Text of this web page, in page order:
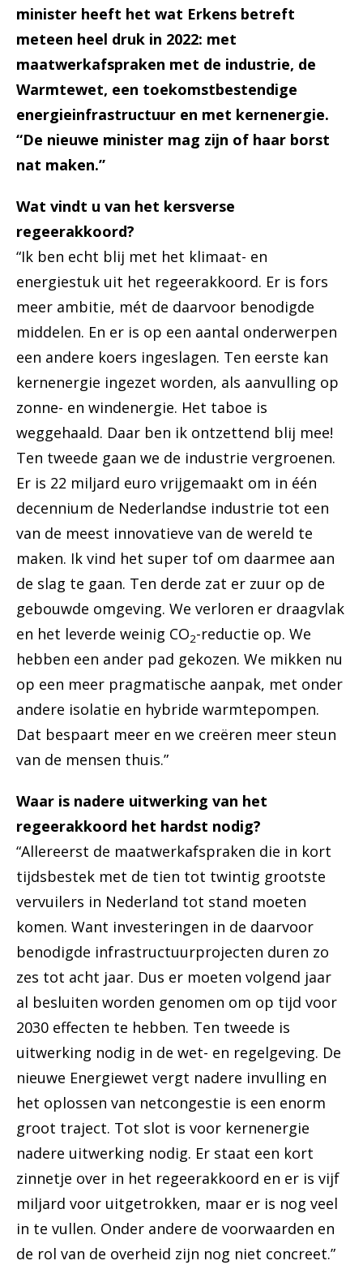
minister heeft het wat Erkens betreft
meteen heel druk in 2022: met
maatwerkafspraken met de industrie, de
Warmtewet, een toekomstbestendige
energieinfrastructuur en met kernenergie.
“De nieuwe minister mag zijn of haar borst
nat maken.”
Wat vindt u van het kersverse
regeerakkoord?
“Ik ben echt blij met het klimaat- en
energiestuk uit het regeerakkoord. Er is fors
meer ambitie, mét de daarvoor benodigde
middelen. En er is op een aantal onderwerpen
een andere koers ingeslagen. Ten eerste kan
kernenergie ingezet worden, als aanvulling op
zonne- en windenergie. Het taboe is
weggehaald. Daar ben ik ontzettend blij mee!
Ten tweede gaan we de industrie vergroenen.
Er is 22 miljard euro vrijgemaakt om in één
decennium de Nederlandse industrie tot een
van de meest innovatieve van de wereld te
maken. Ik vind het super tof om daarmee aan
de slag te gaan. Ten derde zat er zuur op de
gebouwde omgeving. We verloren er draagvlak
en het leverde weinig CO2-reductie op. We
hebben een ander pad gekozen. We mikken nu
op een meer pragmatische aanpak, met onder
andere isolatie en hybride warmtepompen.
Dat bespaart meer en we creëren meer steun
van de mensen thuis.”
Waar is nadere uitwerking van het
regeerakkoord het hardst nodig?
“Allereerst de maatwerkafspraken die in kort
tijdsbestek met de tien tot twintig grootste
vervuilers in Nederland tot stand moeten
komen. Want investeringen in de daarvoor
benodigde infrastructuurprojecten duren zo
zes tot acht jaar. Dus er moeten volgend jaar
al besluiten worden genomen om op tijd voor
2030 effecten te hebben. Ten tweede is
uitwerking nodig in de wet- en regelgeving. De
nieuwe Energiewet vergt nadere invulling en
het oplossen van netcongestie is een enorm
groot traject. Tot slot is voor kernenergie
nadere uitwerking nodig. Er staat een kort
zinnetje over in het regeerakkoord en er is vijf
miljard voor uitgetrokken, maar er is nog veel
in te vullen. Onder andere de voorwaarden en
de rol van de overheid zijn nog niet concreet.”